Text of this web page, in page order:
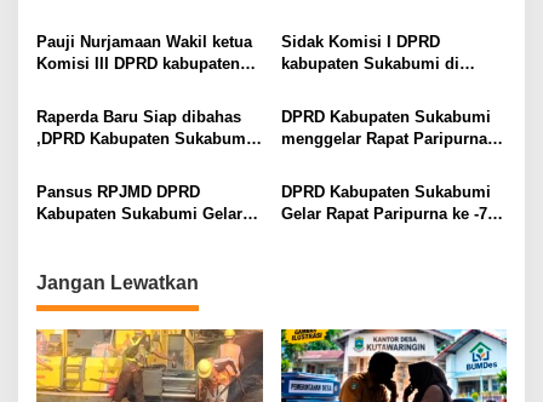
Maknai Tahun Baru Islam
1448 H dengan Semangat
perizinan pemanfaatan air
tanah di wilayahnya.
Pauji Nurjamaan Wakil ketua
Komisi III DPRD kabupaten
intens memantau harga
bahan pokok di para penjual.
Sidak Komisi I DPRD
kabupaten Sukabumi di
Raperda Baru Siap dibahas
,DPRD Kabupaten Sukabumi
DPRD Kabupaten Sukabumi
menggelar Rapat Paripurna
2025
Pansus RPJMD DPRD
Kabupaten Sukabumi Gelar
DPRD Kabupaten Sukabumi
Gelar Rapat Paripurna ke -7
Jangan Lewatkan